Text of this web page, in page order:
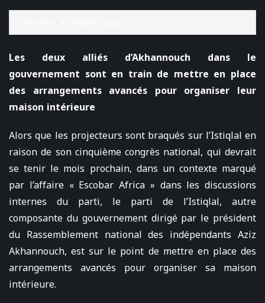
Les deux alliés d’Akhannouch dans le
gouvernement sont en train de mettre en place
des arrangements avancés pour organiser leur
maison intérieure
Alors que les projecteurs sont braqués sur l’Istiqlal en
raison de son cinquième congrès national, qui devrait
se tenir le mois prochain, dans un contexte marqué
par l’affaire « Escobar Africa » dans les discussions
internes du parti, le parti de l’Istiqlal, autre
composante du gouvernement dirigé par le président
du Rassemblement national des indépendants Aziz
Akhannouch, est sur le point de mettre en place des
arrangements avancés pour organiser sa maison
intérieure.